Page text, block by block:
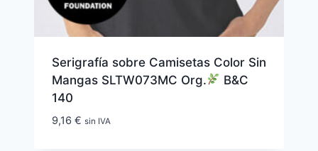
Serigrafía sobre Camisetas Color Sin
Mangas SLTW073MC Org.
B&C
140
9,16 € sin IVA